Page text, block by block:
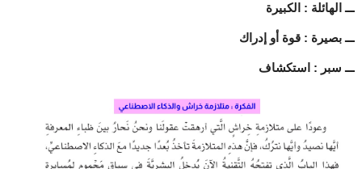
ـــ الهائلة : الكبيرة
ـــ بصيرة : قوة أو إدراك
ـــ سبر : استكشاف